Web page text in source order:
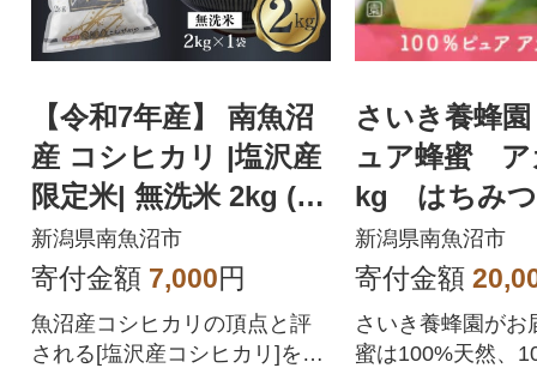
【令和7年産】 南魚沼
産 コシヒカリ |塩沢産
限定米| 無洗米 2kg (美
味しい炊き方ガイド付
き)
新潟県南魚沼市
寄付金額 7,000円
魚沼産コシヒカリの頂点と評
される[塩沢産コシヒカリ]を注
さいき養蜂
ュア蜂蜜 ア
kg はちみつ
新潟県南魚沼市
寄付金額
さいき養蜂園がお
蜜は100%天然、